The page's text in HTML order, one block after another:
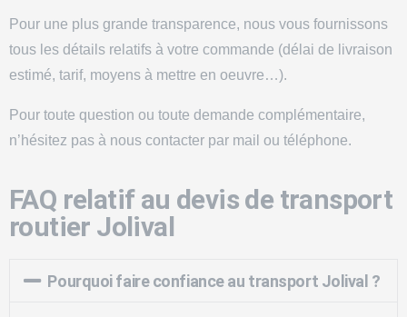
Pour une plus grande transparence, nous vous fournissons
tous les détails relatifs à votre commande (délai de livraison
estimé, tarif, moyens à mettre en oeuvre…).
Pour toute question ou toute demande complémentaire,
n’hésitez pas à nous contacter par mail ou téléphone.
FAQ relatif au devis de transport
routier Jolival
Pourquoi faire confiance au transport Jolival ?